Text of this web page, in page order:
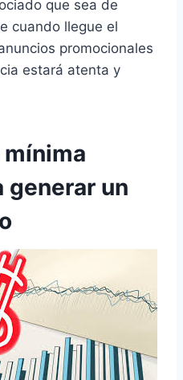
que sea de
cuando llegue el
promocionales
estará atenta y
mínima
generar un